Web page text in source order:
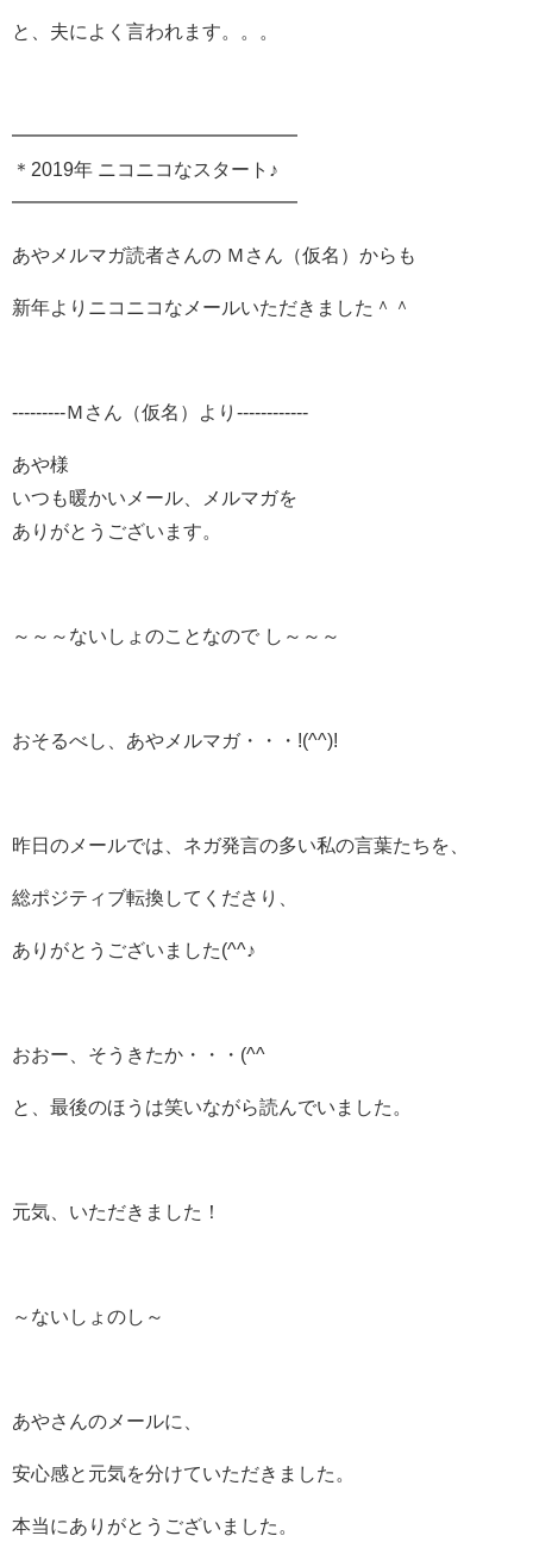
と、夫によく言われます。。。
━━━━━━━━━━━━━━━
＊2019年 ニコニコなスタート♪
━━━━━━━━━━━━━━━
あやメルマガ読者さんの Ｍさん（仮名）からも
新年よりニコニコなメールいただきました＾＾
---------Ｍさん（仮名）より------------
あや様
いつも暖かいメール、メルマガを
ありがとうございます。
～～～ないしょのことなので し～～～
おそるべし、あやメルマガ・・・!(^^)!
昨日のメールでは、ネガ発言の多い私の言葉たちを、
総ポジティブ転換してくださり、
ありがとうございました(^^♪
おおー、そうきたか・・・(^^
と、最後のほうは笑いながら読んでいました。
元気、いただきました！
～ないしょのし～
あやさんのメールに、
安心感と元気を分けていただきました。
本当にありがとうございました。